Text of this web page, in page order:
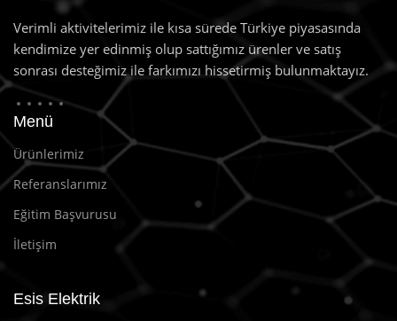
Verimli aktivitelerimiz ile kısa sürede Türkiye piyasasında
kendimize yer edinmiş olup sattığımız ürenler ve satış
sonrası desteğimiz ile farkımızı hissetirmiş bulunmaktayız.
Menü
Ürünlerimiz
Referanslarımız
Eğitim Başvurusu
İletişim
Esis Elektrik